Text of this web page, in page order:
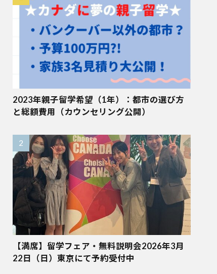
2023年親子留学希望（1年）：都市の選び方
と総額費用（カウンセリング公開）
【満席】留学フェア・無料説明会2026年3月
22日（日）東京にて予約受付中